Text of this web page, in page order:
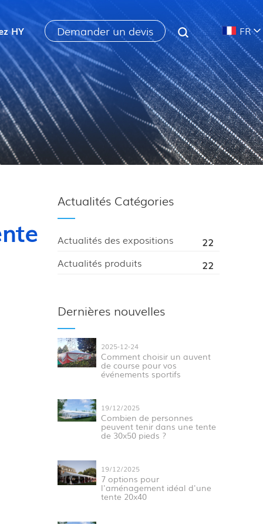
HY Demander un devis FR
Actualités Catégories
22
Actualités des expositions
22
Actualités produits
Dernières nouvelles
2025-12-24
Comment choisir un auvent
de course pour vos
événements sportifs
19/12/2025
Combien de personnes
peuvent tenir dans une tente
de 30x50 pieds ?
19/12/2025
7 options pour
l'aménagement idéal d'une
tente 20x40